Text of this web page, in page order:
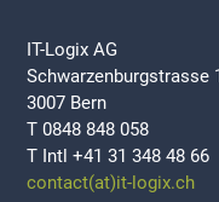
IT-Logix AG
Schwarzenburgstrasse
3007 Bern
T 0848 848 058
T Intl +41 31 348 48 66
contact(at)it-logix.ch